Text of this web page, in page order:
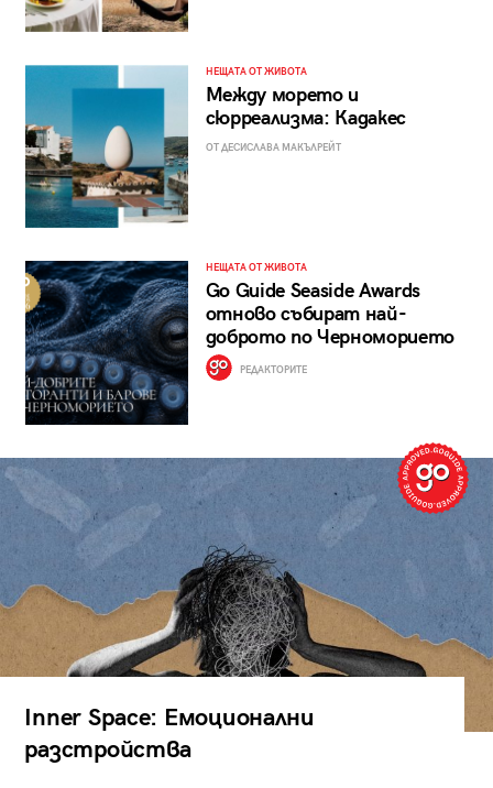
НЕЩАТА ОТ ЖИВОТА
Между морето и
сюрреализма: Кадакес
ОТ ДЕСИСЛАВА МАКЪЛРЕЙТ
НЕЩАТА ОТ ЖИВОТА
Go Guide Seaside Awards
отново събират най-
доброто по Черноморието
РЕДАКТОРИТЕ
Inner Space: Емоционални
разстройства